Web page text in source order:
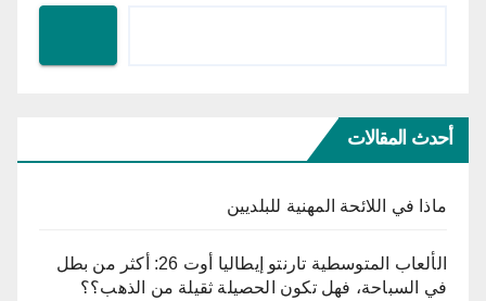
أحدث المقالات
ماذا في اللائحة المهنية للبلديين
الألعاب المتوسطية تارنتو إيطاليا أوت 26: أكثر من بطل
في السباحة، فهل تكون الحصيلة ثقيلة من الذهب؟؟